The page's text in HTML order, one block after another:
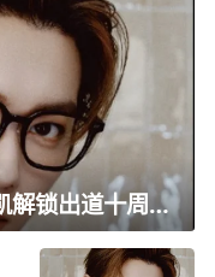
从复古休闲到先锋正装，许凯解锁出道十周年大片